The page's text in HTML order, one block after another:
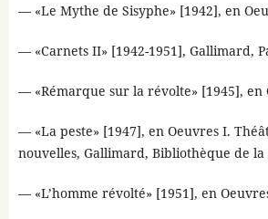
— «Le Mythe de Sisyphe» [1942], en
— «Carnets II» [1942-1951], Gallimard,
— «Rémarque sur la révolte» [1945], en
— «La peste» [1947], en Oeuvres I.
nouvelles, Gallimard, Bibliothèque de la
— «L’homme révolté» [1951], en